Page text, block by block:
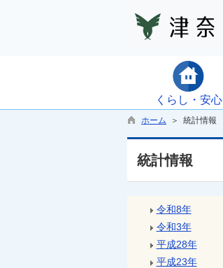
くらし・安心
ホーム ＞ 統計情報
統計情報
令和8年
令和3年
平成28年
平成23年